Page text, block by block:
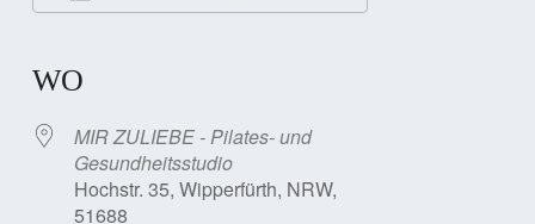
WO
MIR ZULIEBE - Pilates- und
Gesundheitsstudio
Hochstr. 35, Wipperfürth, NRW,
51688